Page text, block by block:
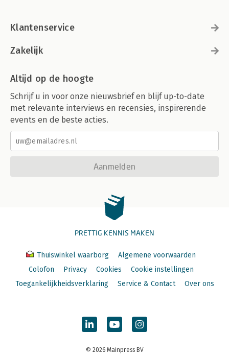
Klantenservice
Zakelijk
Altijd op de hoogte
Schrijf u in voor onze nieuwsbrief en blijf up-to-date
met relevante interviews en recensies, inspirerende
events en de beste acties.
Aanmelden
PRETTIG KENNIS MAKEN
Thuiswinkel waarborg
Algemene voorwaarden
Colofon
Privacy Cookies
Cookie instellingen
Toegankelijkheidsverklaring
Service & Contact Over ons
© 2026 Mainpress BV